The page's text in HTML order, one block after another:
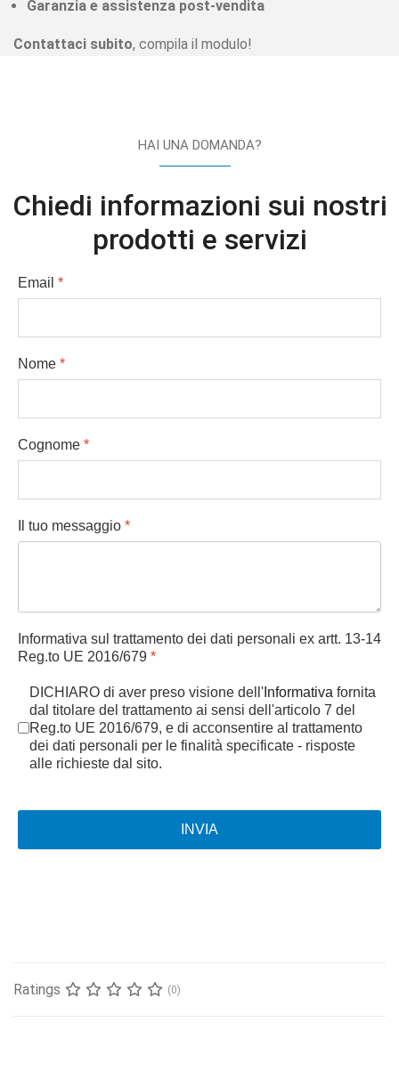
Garanzia e assistenza post-vendita
Contattaci subito, compila il modulo!
HAI UNA DOMANDA?
Chiedi informazioni sui nostri
prodotti e servizi
Email *
Nome *
Cognome *
Il tuo messaggio *
Informativa sul trattamento dei dati personali ex artt. 13-14
Reg.to UE 2016/679 *
DICHIARO di aver preso visione dell' Informativa fornita
dal titolare del trattamento ai sensi dell'articolo 7 del
Reg.to UE 2016/679, e di acconsentire al trattamento
dei dati personali per le finalità specificate - risposte
alle richieste dal sito.
INVIA
Ratings (0)